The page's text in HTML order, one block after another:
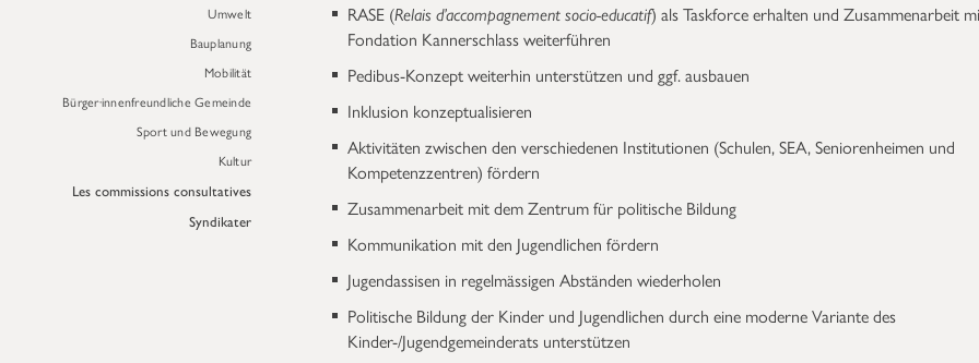
Umwelt
Bauplanung
Mobilität
Bürger·innenfreundliche Gemeinde
Sport und Bewegung
Kultur
Les commissions consultatives
Syndikater
RASE (Relais d’accompagnement socio-educatif) als Taskforce erhalten und Zusammenarbeit
Fondation Kannerschlass weiterführen
Pedibus-Konzept weiterhin unterstützen und ggf. ausbauen
Inklusion konzeptualisieren
Aktivitäten zwischen den verschiedenen Institutionen (Schulen, SEA, Seniorenheimen und
Kompetenzzentren) fördern
Zusammenarbeit mit dem Zentrum für politische Bildung
Kommunikation mit den Jugendlichen fördern
Jugendassisen in regelmässigen Abständen wiederholen
Politische Bildung der Kinder und Jugendlichen durch eine moderne Variante des
Kinder-/Jugendgemeinderats unterstützen